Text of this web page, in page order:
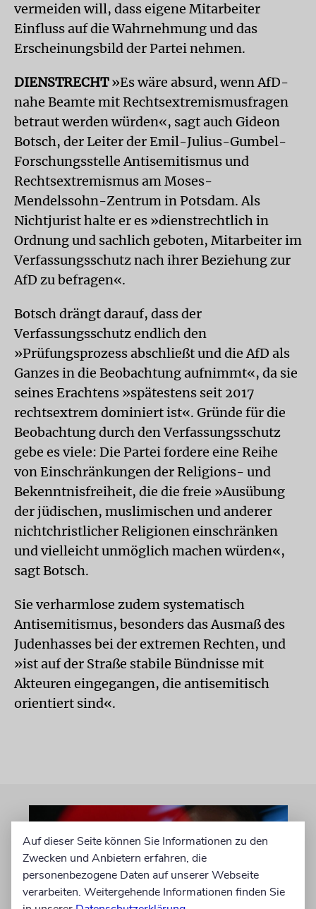
vermeiden will, dass eigene Mitarbeiter
Einfluss auf die Wahrnehmung und das
Erscheinungsbild der Partei nehmen.
DIENSTRECHT»Es wäre absurd, wenn AfD-
nahe Beamte mit Rechtsextremismusfragen
betraut werden würden«, sagt auch Gideon
Botsch, der Leiter der Emil-Julius-Gumbel-
Forschungsstelle Antisemitismus und
Rechtsextremismus am Moses-
Mendelssohn-Zentrum in Potsdam. Als
Nichtjurist halte er es »dienstrechtlich in
Ordnung und sachlich geboten, Mitarbeiter im
Verfassungsschutz nach ihrer Beziehung zur
AfD zu befragen«.
Botsch drängt darauf, dass der
Verfassungsschutz endlich den
»Prüfungsprozess abschließt und die AfD als
Ganzes in die Beobachtung aufnimmt«, da sie
seines Erachtens »spätestens seit 2017
rechtsextrem dominiert ist«. Gründe für die
Beobachtung durch den Verfassungsschutz
gebe es viele: Die Partei fordere eine Reihe
von Einschränkungen der Religions- und
Bekenntnisfreiheit, die die freie »Ausübung
der jüdischen, muslimischen und anderer
nichtchristlicher Religionen einschränken
und vielleicht unmöglich machen würden«,
sagt Botsch.
Sie verharmlose zudem systematisch
Antisemitismus, besonders das Ausmaß des
Judenhasses bei der extremen Rechten, und
»ist auf der Straße stabile Bündnisse mit
Akteuren eingegangen, die antisemitisch
orientiert sind«.
Auf dieser Seite können Sie Informationen zu den
Zwecken und Anbietern erfahren, die
personenbezogene Daten auf unserer Webseite
verarbeiten. Weitergehende Informationen finden Sie